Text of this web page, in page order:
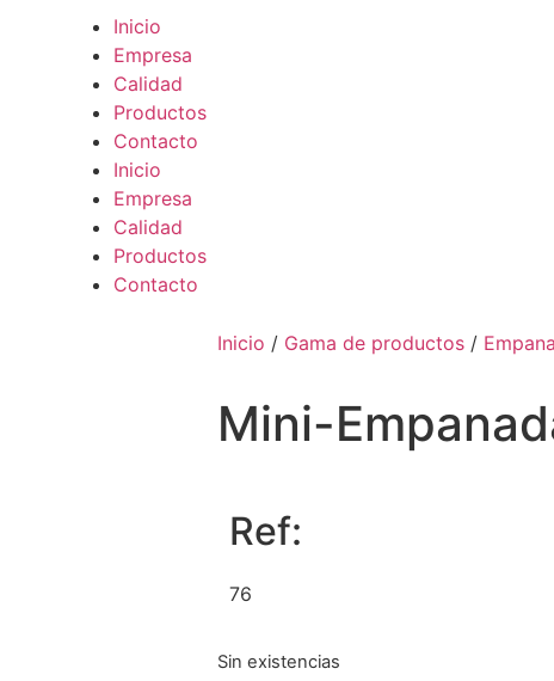
Inicio
Empresa
Calidad
Productos
Contacto
Inicio
Empresa
Calidad
Productos
Contacto
Inicio / Gama de productos /
Mini-
Ref:
76
Sin existencias